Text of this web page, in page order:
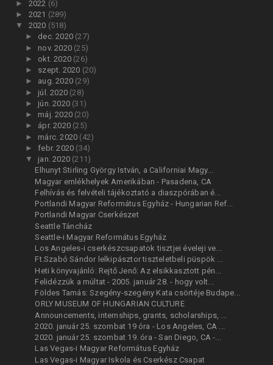
► 2022 (6)
► 2021 (289)
▼ 2020 (518)
► dec. 2020 (27)
► nov. 2020 (25)
► okt. 2020 (26)
► szept. 2020 (20)
► aug. 2020 (29)
► júl. 2020 (28)
► jún. 2020 (31)
► máj. 2020 (20)
► ápr. 2020 (25)
► márc. 2020 (42)
►febr. 2020 (34)
▼ jan. 2020 (211)
Elhunyt Stirling György István, a Californiai Magy...
Magyar emlékhelyek Amerikában - Pasadena, CA
Felhívás és felvételi tájékoztató a diaszpórában é...
Portlandi Magyar Református Egyház - Hungarian Ref...
Portlandi Magyar Cserkészet
Seattle Táncház
Seattle-i Magyar Református Egyház
Los Angeles-i cserkészcsapatok tisztjei éveleji ve...
Ft.Szabó Sándor lelkipásztor tiszteletbeli püspök ...
Heti könyvajánló: Rejtő Jenő: Az elsikkasztott pén...
Felidézzük a múltat - 2005. január 28. - hogy volt...
Földes Tamás: Szegény-szegény Kata csörtéje Budape...
ORLY MUSEUM OF HUNGARIAN CULTURE
Announcements, internships, grants, scholarships, ...
2020. január 25. szombat 19 óra - Los Angeles, CA ...
2020. január 25. szombat 19. óra - San Diego, CA -...
Las Vegas-i Magyar Református Egyház
Las Vegas-i Magyar Iskola és Cserkész Csapat